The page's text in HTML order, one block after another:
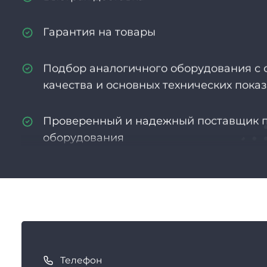
качества и основных технических
оборудования
Телефон